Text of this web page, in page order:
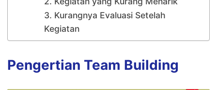
3. Kurangnya Evaluasi Setelah
Kegiatan
Pengertian Team Building